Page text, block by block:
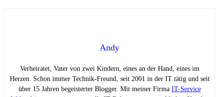
Andy
Verheiratet, Vater von zwei Kindern, eines an der Hand, eines im
Herzen. Schon immer Technik-Freund, seit 2001 in der IT tätig und seit
über 15 Jahren begeisterter Blogger. Mit meiner Firma IT-Service